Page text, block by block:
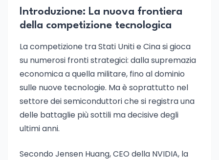
Introduzione: La nuova frontiera
della competizione tecnologica
La competizione tra Stati Uniti e Cina si gioca
su numerosi fronti strategici: dalla supremazia
economica a quella militare, fino al dominio
sulle nuove tecnologie. Ma è soprattutto nel
settore dei semiconduttori che si registra una
delle battaglie più sottili ma decisive degli
ultimi anni.
Secondo Jensen Huang, CEO della NVIDIA, la